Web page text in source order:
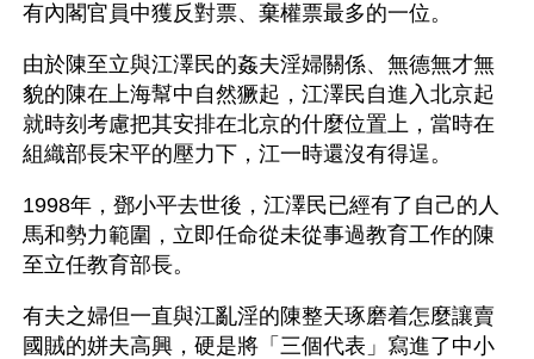
有內閣官員中獲反對票、棄權票最多的一位。
由於陳至立與江澤民的姦夫淫婦關係、無德無才無
貌的陳在上海幫中自然獗起，江澤民自進入北京起
就時刻考慮把其安排在北京的什麼位置上，當時在
組織部長宋平的壓力下，江一時還沒有得逞。
1998年，鄧小平去世後，江澤民已經有了自己的人
馬和勢力範圍，立即任命從未從事過教育工作的陳
至立任教育部長。
有夫之婦但一直與江亂淫的陳整天琢磨着怎麼讓賣
國賊的姘夫高興，硬是將「三個代表」寫進了中小